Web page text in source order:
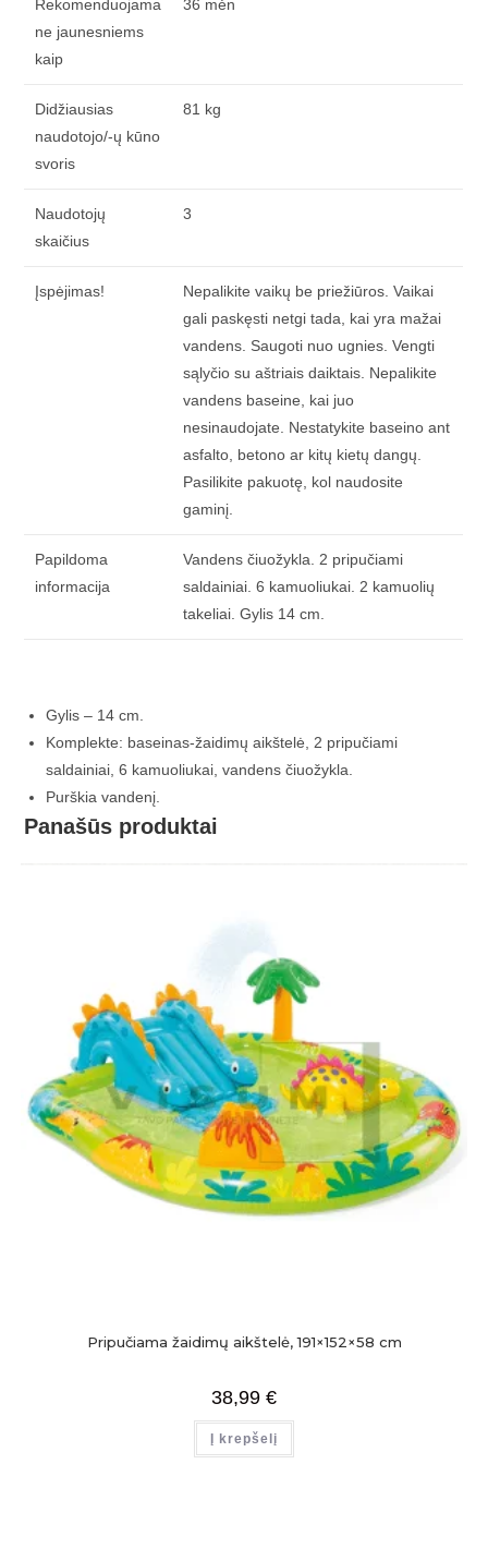
Rekomenduojama
ne jaunesniems
kaip
36 mėn
Didžiausias
naudotojo/-ų kūno
svoris
81 kg
Naudotojų
skaičius
3
Įspėjimas!
Nepalikite vaikų be priežiūros. Vaikai
gali paskęsti netgi tada, kai yra mažai
vandens. Saugoti nuo ugnies. Vengti
sąlyčio su aštriais daiktais. Nepalikite
vandens baseine, kai juo
nesinaudojate. Nestatykite baseino ant
asfalto, betono ar kitų kietų dangų.
Pasilikite pakuotę, kol naudosite
gaminį.
Papildoma
informacija
Vandens čiuožykla. 2 pripučiami
saldainiai. 6 kamuoliukai. 2 kamuolių
takeliai. Gylis 14 cm.
Gylis – 14 cm.
Komplekte: baseinas-žaidimų aikštelė, 2 pripučiami
saldainiai, 6 kamuoliukai, vandens čiuožykla.
Purškia vandenį.
Panašūs produktai
Pripučiama žaidimų aikštelė, 191×152×58 cm
38,99 €
Į krepšelį